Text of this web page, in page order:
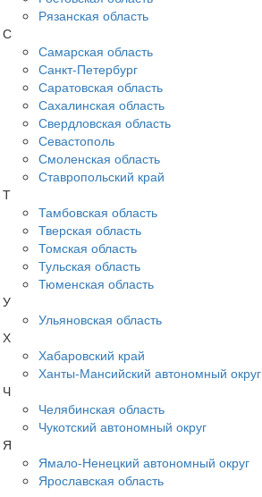
Рязанская область
С
Самарская область
Санкт-Петербург
Саратовская область
Сахалинская область
Свердловская область
Севастополь
Смоленская область
Ставропольский край
Т
Тамбовская область
Тверская область
Томская область
Тульская область
Тюменская область
У
Ульяновская область
Х
Хабаровский край
Ханты-Мансийский автономный округ
Ч
Челябинская область
Чукотский автономный округ
Я
Ямало-Ненецкий автономный округ
Ярославская область